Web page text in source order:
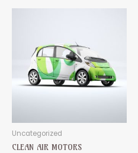
Uncategorized
CLEAN AIR MOTORS